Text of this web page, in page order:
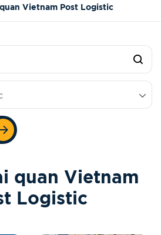
Vietnam Post Logistic
i quan Vietnam
t Logistic